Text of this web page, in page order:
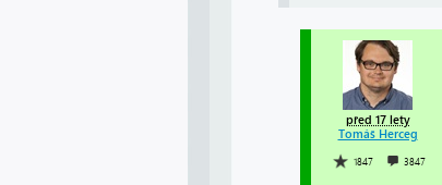
před 17 lety
Tomáš Herceg
1847 3847